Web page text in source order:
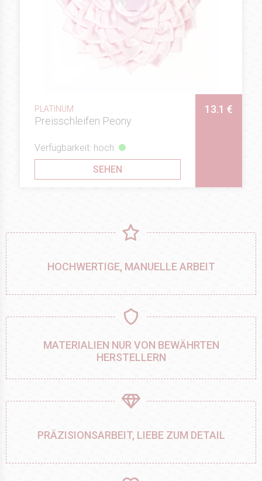
PLATINUM
Preisschleifen Peony
13.1 €
Verfügbarkeit: hoch
SEHEN
HOCHWERTIGE, MANUELLE ARBEIT
MATERIALIEN NUR VON BEWÄHRTEN
HERSTELLERN
PRÄZISIONSARBEIT, LIEBE ZUM DETAIL